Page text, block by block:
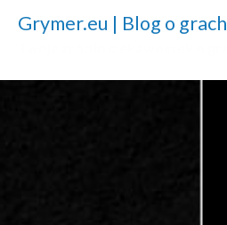
Grymer.eu | Blog o grach